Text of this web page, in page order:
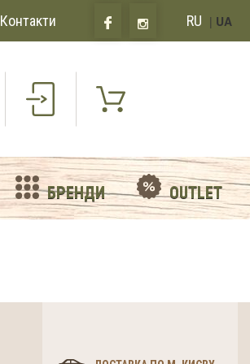
Контакти RU | UA
БРЕНДИ OUTLET